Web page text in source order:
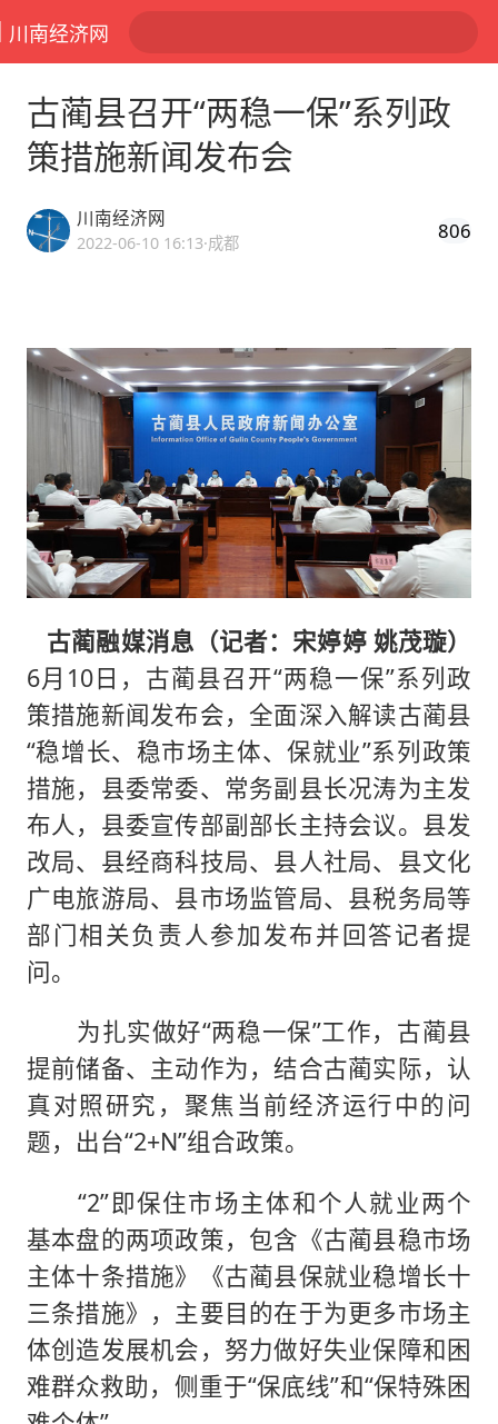
川南经济网
古蔺县召开“两稳一保”系列政
策措施新闻发布会
川南经济网
2022-06-10 16:13·成都 806
古蔺融媒消息（记者：宋婷婷 姚茂璇）
6月10日，古蔺县召开“两稳一保”系列政
策措施新闻发布会，全面深入解读古蔺县
“稳增长、稳市场主体、保就业”系列政策
措施，县委常委、常务副县长况涛为主发
布人，县委宣传部副部长主持会议。县发
改局、县经商科技局、县人社局、县文化
广电旅游局、县市场监管局、县税务局等
部门相关负责人参加发布并回答记者提
问。
为扎实做好“两稳一保”工作，古蔺县
提前储备、主动作为，结合古蔺实际，认
真对照研究，聚焦当前经济运行中的问
题，出台“2+N”组合政策。
“2”即保住市场主体和个人就业两个
基本盘的两项政策，包含《古蔺县稳市场
主体十条措施》《古蔺县保就业稳增长十
三条措施》，主要目的在于为更多市场主
体创造发展机会，努力做好失业保障和困
难群众救助，侧重于“保底线”和“保特殊困